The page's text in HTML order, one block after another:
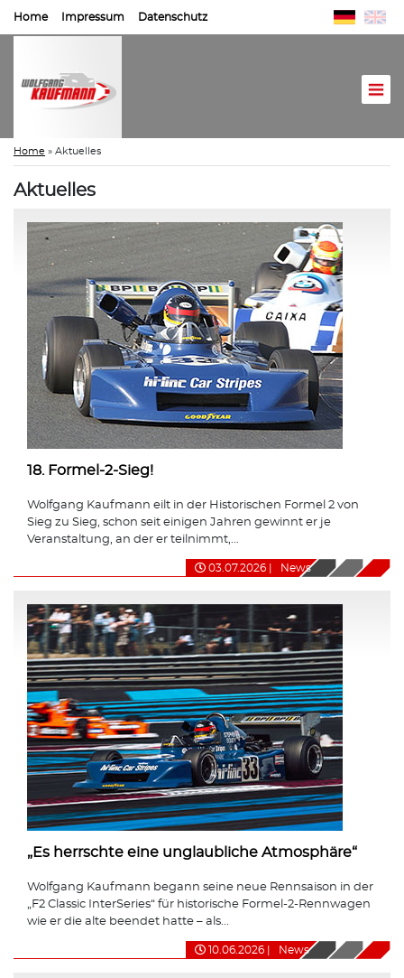
Home Impressum Datenschutz
Home » Aktuelles
Aktuelles
18. Formel-2-Sieg!
Wolfgang Kaufmann eilt in der Historischen Formel 2 von
Sieg zu Sieg, schon seit einigen Jahren gewinnt er je
Veranstaltung, an der er teilnimmt,...
03.07.2026 News
„Es herrschte eine unglaubliche Atmosphäre“
Wolfgang Kaufmann begann seine neue Rennsaison in der
„F2 Classic InterSeries“ für historische Formel-2-Rennwagen
wie er die alte beendet hatte – als...
10.06.2026 News